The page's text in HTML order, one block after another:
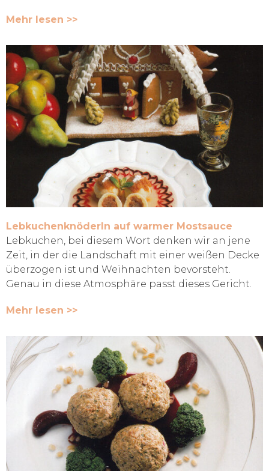
Mehr lesen >>
Lebkuchenknöderln auf warmer Mostsauce
Lebkuchen, bei diesem Wort denken wir an jene
Zeit, in der die Landschaft mit einer weißen Decke
überzogen ist und Weihnachten bevorsteht.
Genau in diese Atmosphäre passt dieses Gericht.
Mehr lesen >>